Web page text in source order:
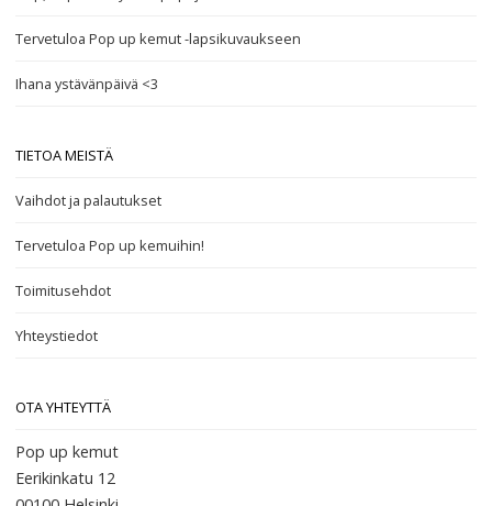
Tervetuloa Pop up kemut -lapsikuvaukseen
Ihana ystävänpäivä <3
TIETOA MEISTÄ
Vaihdot ja palautukset
Tervetuloa Pop up kemuihin!
Toimitusehdot
Yhteystiedot
OTA YHTEYTTÄ
Pop up kemut
Eerikinkatu 12